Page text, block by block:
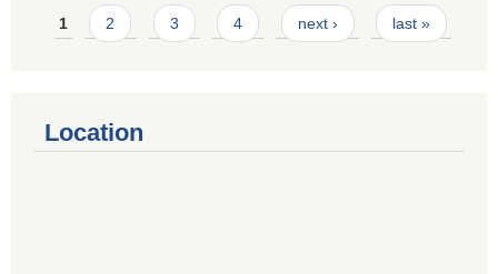
Pages
1 2 3 4 next › last »
Location